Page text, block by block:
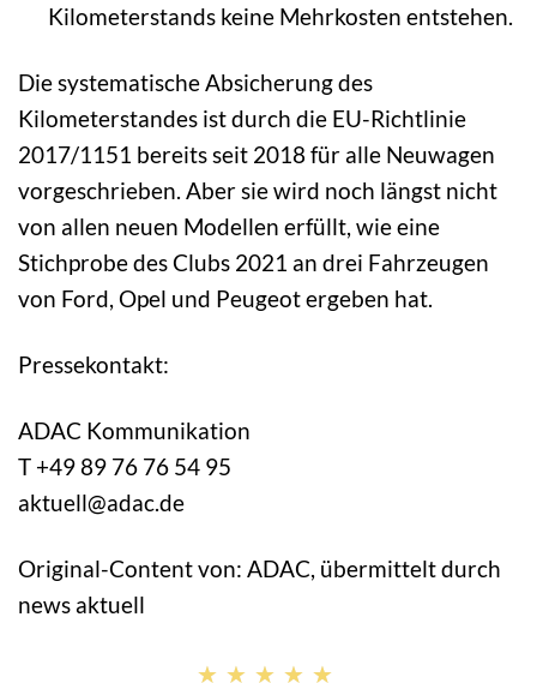
Kilometerstands keine Mehrkosten entstehen.
Die systematische Absicherung des
Kilometerstandes ist durch die EU-Richtlinie
2017/1151 bereits seit 2018 für alle Neuwagen
vorgeschrieben. Aber sie wird noch längst nicht
von allen neuen Modellen erfüllt, wie eine
Stichprobe des Clubs 2021 an drei Fahrzeugen
von Ford, Opel und Peugeot ergeben hat.
Pressekontakt:
ADAC Kommunikation
T +49 89 76 76 54 95
aktuell@adac.de
Original-Content von: ADAC, übermittelt durch
news aktuell
★★★★★
★★★★★